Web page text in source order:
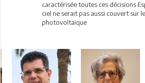
caractérisée toutes ces décisions
ciel ne serait pas aussi couvert sur
photovoltaïque